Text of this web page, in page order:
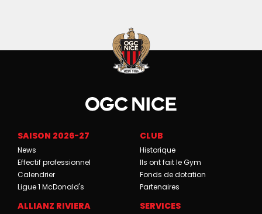
SAISON 2026-27
News
Effectif professionnel
Calendrier
Ligue 1 McDonald's
CLUB
Historique
Ils ont fait le Gym
Fonds de dotation
Partenaires
ALLIANZ RIVIERA SERVICES